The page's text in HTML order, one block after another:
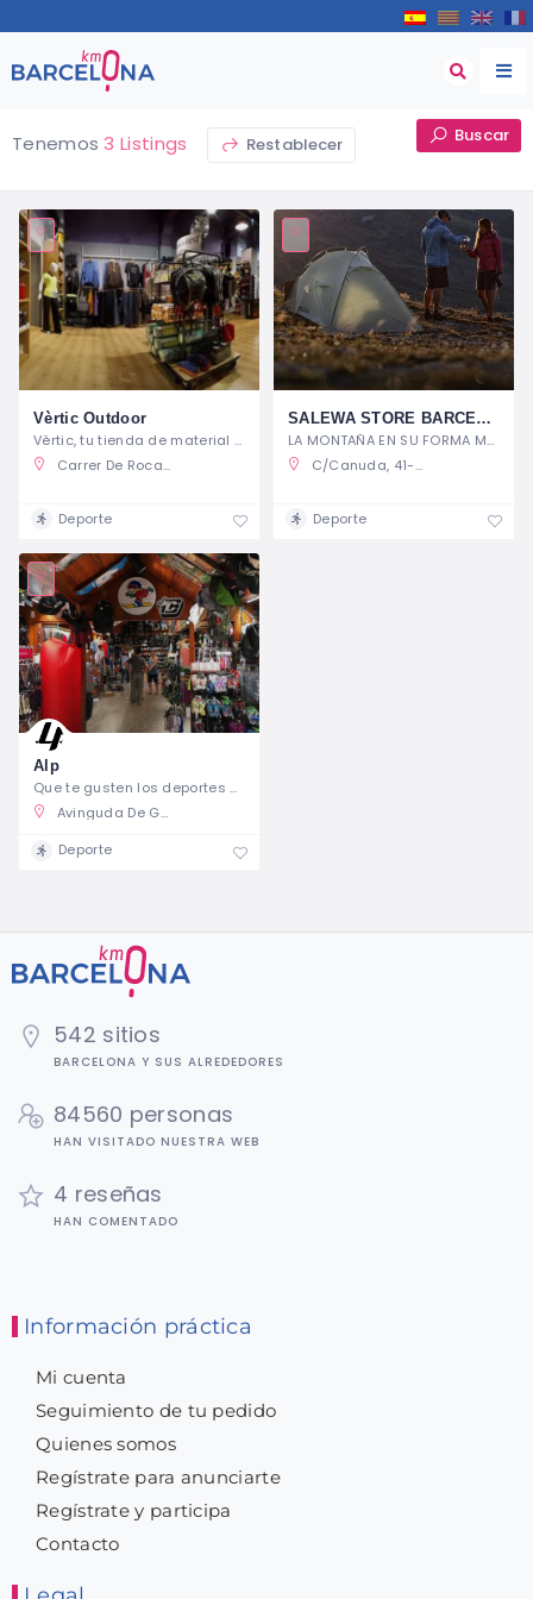
Tenemos3 Listings Restablecer Buscar
Vèrtic Outdoor
Vèrtic, tu tienda de material de montaña
Carrer De Rocafort 135, 08015 Barcelona, Barcelona, Spain
Deporte
SALEWA STORE BARCELONA
LA MONTAÑA EN SU FORMA MÁS PURA
C/Canuda, 41-43 08002 Barcelona
Deporte
Alp
Que te gusten los deportes de montaña no
Avinguda De Gaudí 36, 08025 Barcelona, Barcelona, Spain
Deporte
542 sitios
BARCELONA Y SUS ALREDEDORES
84560 personas
HAN VISITADO NUESTRA WEB
4 reseñas
HAN COMENTADO
Información práctica
Mi cuenta
Seguimiento de tu pedido
Quienes somos
Regístrate para anunciarte
Regístrate y participa
Contacto